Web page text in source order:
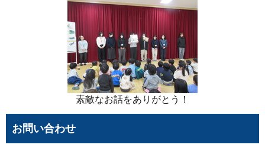
素敵なお話をありがとう！
お問い合わせ